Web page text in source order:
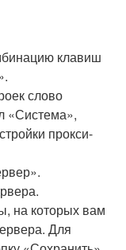
клавиш
слово
«Система»,
прокси-
на которых вам
Для